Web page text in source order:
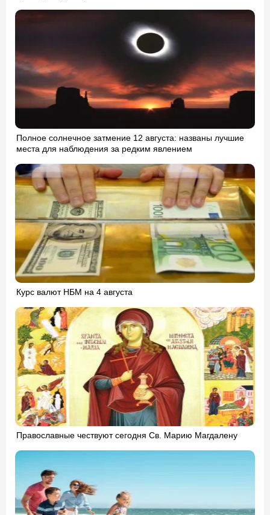
Полное солнечное затмение 12 августа: названы лучшие
места для наблюдения за редким явлением
Курс валют НБМ на 4 августа
Православные чествуют сегодня Св. Марию Магдалену